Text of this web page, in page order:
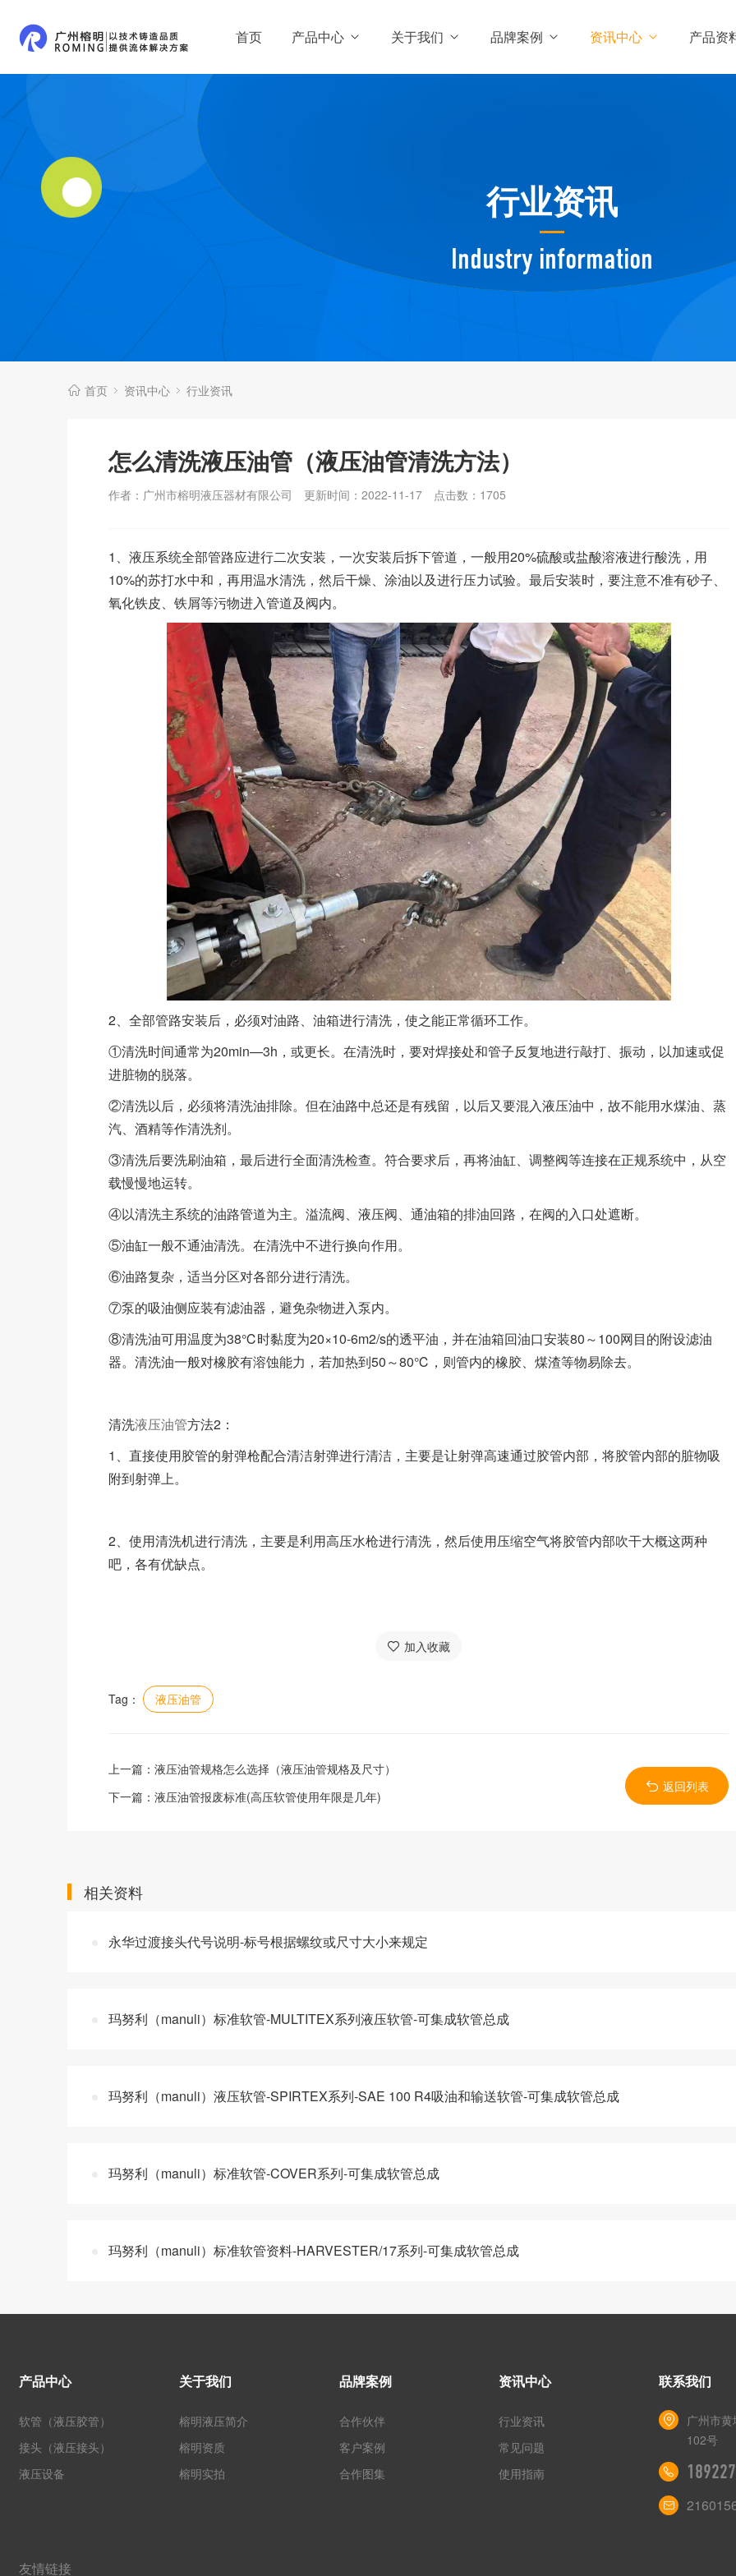
首页 产品中心 关于我们 品牌案例 资讯中心 产品资
行业资讯
Industry information
首页 资讯中心 行业资讯
怎么清洗液压油管（液压油管清洗方法）
作者：广州市榕明液压器材有限公司 更新时间：2022-11-17 点击数： 1705
1、液压系统全部管路应进行二次安装，一次安装后拆下管道，一般用20%硫酸或盐酸溶液进行酸洗，用
10%的苏打水中和，再用温水清洗，然后干燥、涂油以及进行压力试验。最后安装时，要注意不准有砂子、
氧化铁皮、铁屑等污物进入管道及阀内。
2、全部管路安装后，必须对油路、油箱进行清洗，使之能正常循环工作。
①清洗时间通常为20min—3h，或更长。在清洗时，要对焊接处和管子反复地进行敲打、振动，以加速或促
进脏物的脱落。
②清洗以后，必须将清洗油排除。但在油路中总还是有残留，以后又要混入液压油中，故不能用水煤油、蒸
汽、酒精等作清洗剂。
③清洗后要洗刷油箱，最后进行全面清洗检查。符合要求后，再将油缸、调整阀等连接在正规系统中，从空
载慢慢地运转。
④以清洗主系统的油路管道为主。溢流阀、液压阀、通油箱的排油回路，在阀的入口处遮断。
⑤油缸一般不通油清洗。在清洗中不进行换向作用。
⑥油路复杂，适当分区对各部分进行清洗。
⑦泵的吸油侧应装有滤油器，避免杂物进入泵内。
⑧清洗油可用温度为38℃时黏度为20×10-6m2/s的透平油，并在油箱回油口安装80～100网目的附设滤油
器。清洗油一般对橡胶有溶蚀能力，若加热到50～80℃，则管内的橡胶、煤渣等物易除去。
清洗液压油管方法2：
1、直接使用胶管的射弹枪配合清洁射弹进行清洁，主要是让射弹高速通过胶管内部，将胶管内部的脏物吸
附到射弹上。
2、使用清洗机进行清洗，主要是利用高压水枪进行清洗，然后使用压缩空气将胶管内部吹干大概这两种
吧，各有优缺点。
加入收藏
Tag： 液压油管
上一篇： 液压油管规格怎么选择（液压油管规格及尺寸）
下一篇： 液压油管报废标准(高压软管使用年限是几年)
返回列表
相关资料
永华过渡接头代号说明-标号根据螺纹或尺寸大小来规定
玛努利（manuli）标准软管-MULTITEX系列液压软管-可集成软管总成
玛努利（manuli）液压软管-SPIRTEX系列-SAE 100 R4吸油和输送软管-可集成软管总成
玛努利（manuli）标准软管-COVER系列-可集成软管总成
玛努利（manuli）标准软管资料-HARVESTER/17系列-可集成软管总成
产品中心
软管（液压胶管）
接头（液压接头）
液压设备
关于我们
榕明液压简介
榕明资质
榕明实拍
品牌案例
合作伙伴
客户案例
合作图集
资讯中心
行业资讯
常见问题
使用指南
联系我们
广州市
102号
友情链接